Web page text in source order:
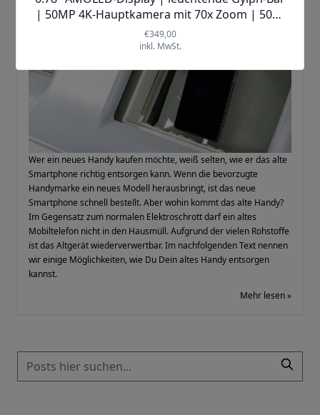
Wer ein neues Handy kaufen möchte, weiß selten, wie er das alte
Smartphone richtig entsorgen kann. Wenn die bevorzugte
Handymarke ein neues Modell herausbringt, ist das neue
Smartphone schnell bestellt. Aber wohin kommt das alte Handy?
Im Gegensatz zum normalen Elektroschrott darf ein altes
Mobiltelefon nicht in den Hausmüll. Aufgrund der vielen Rohstoffe
ist das Altgerät wiederverwertbar. Im nachfolgenden Text nennen
wir einige Möglichkeiten, wie Du Dein altes Handy entsorgen
kannst.
Mehr lesen »